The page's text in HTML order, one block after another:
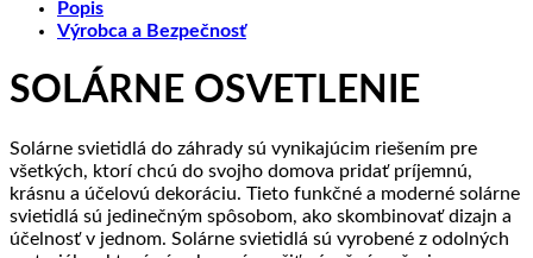
Popis
Výrobca a Bezpečnosť
SOLÁRNE OSVETLENIE
Solárne svietidlá do záhrady sú vynikajúcim riešením pre
všetkých, ktorí chcú do svojho domova pridať príjemnú,
krásnu a účelovú dekoráciu. Tieto funkčné a moderné solárne
svietidlá sú jedinečným spôsobom, ako skombinovať dizajn a
účelnosť v jednom. Solárne svietidlá sú vyrobené z odolných